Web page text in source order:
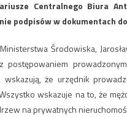
Centralnego Biura
podpisów w dokumentach
Środowiska,
postępowaniem
wskazują, że urzędnik
wskazuje na to, że
na prywatnych